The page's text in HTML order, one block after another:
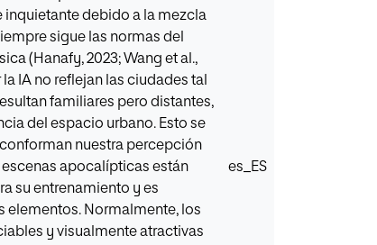
inquietante debido a la mezcla
sigue las normas del
(Hanafy, 2023; Wang et al.,
IA no reflejan las ciudades tal
familiares pero distantes,
del espacio urbano. Esto se
nuestra percepción
apocalípticas están
su entrenamiento y es
elementos. Normalmente, los
y visualmente atractivas
es_ES